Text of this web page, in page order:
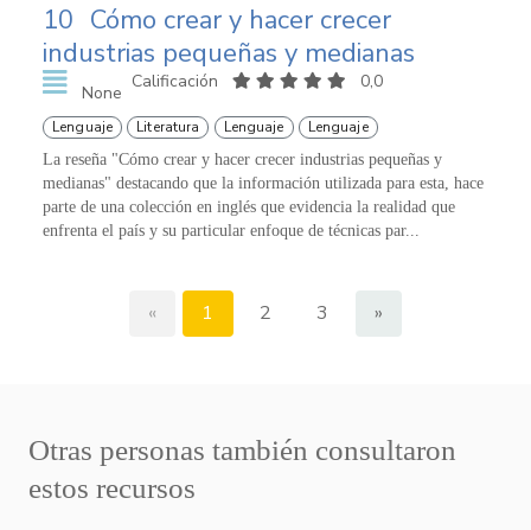
10 Cómo crear y hacer crecer
industrias pequeñas y medianas
None
Calificación 0,0
Lenguaje Literatura Lenguaje Lenguaje
La reseña "Cómo crear y hacer crecer industrias pequeñas y
medianas" destacando que la información utilizada para esta, hace
parte de una colección en inglés que evidencia la realidad que
enfrenta el país y su particular enfoque de técnicas par...
« 1 2 3 »
Otras personas también consultaron
estos recursos